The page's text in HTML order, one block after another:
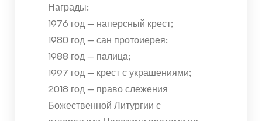
Награды:
1976 год — наперсный крест;
1980 год — сан протоиерея;
1988 год — палица;
1997 год — крест с украшениями;
2018 год — право слежения
Божественной Литургии с